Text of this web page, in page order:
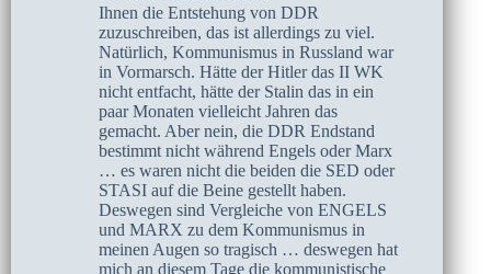
Ihnen die Entstehung von DDR
zuzuschreiben, das ist allerdings zu viel.
Natürlich, Kommunismus in Russland war
in Vormarsch. Hätte der Hitler das II WK
nicht entfacht, hätte der Stalin das in ein
paar Monaten vielleicht Jahren das
gemacht. Aber nein, die DDR Endstand
bestimmt nicht während Engels oder Marx
… es waren nicht die beiden die SED oder
STASI auf die Beine gestellt haben.
Deswegen sind Vergleiche von ENGELS
und MARX zu dem Kommunismus in
meinen Augen so tragisch … deswegen hat
mich an diesem Tage die kommunistische